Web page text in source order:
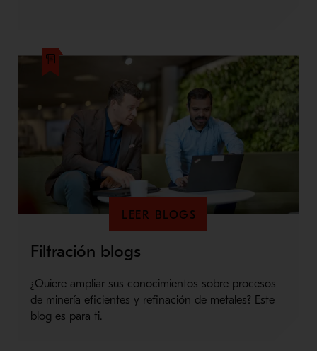
LEER BLOGS
Filtración blogs
¿Quiere ampliar sus conocimientos sobre procesos
de minería eficientes y refinación de metales? Este
blog es para ti.